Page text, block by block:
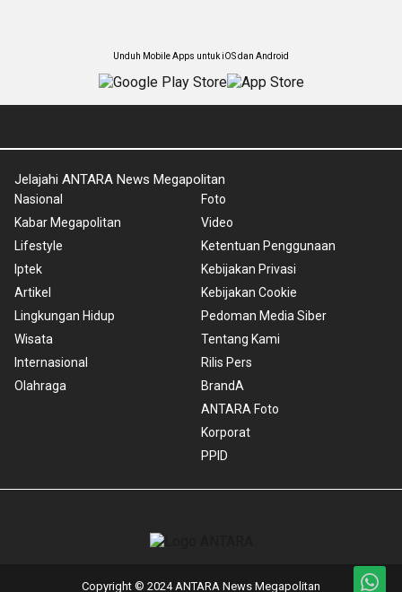
Unduh Mobile Apps untuk iOS dan Android
Jelajahi ANTARA News Megapolitan
Nasional
Kabar Megapolitan
Lifestyle
Iptek
Artikel
Lingkungan Hidup
Wisata
Internasional
Olahraga
Foto
Video
Ketentuan Penggunaan
Kebijakan Privasi
Kebijakan Cookie
Pedoman Media Siber
Tentang Kami
Rilis Pers
BrandA
ANTARA Foto
Korporat
PPID
Copyright © 2024 ANTARA News Megapolitan